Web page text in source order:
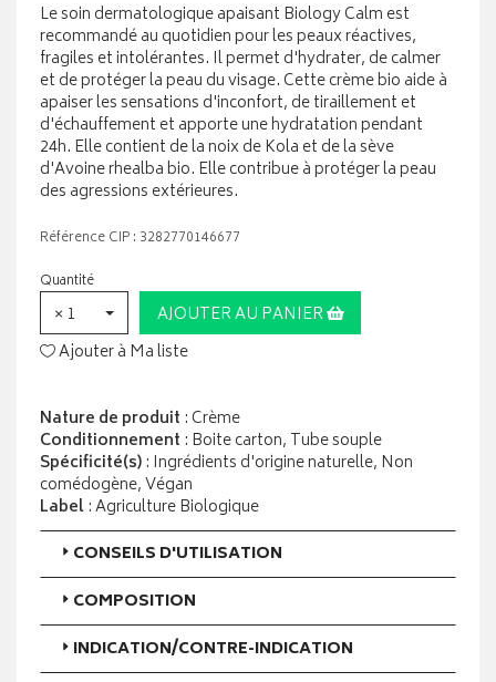
Le soin dermatologique apaisant Biology Calm est
recommandé au quotidien pour les peaux réactives,
fragiles et intolérantes. Il permet d'hydrater, de calmer
et de protéger la peau du visage. Cette crème bio aide à
apaiser les sensations d'inconfort, de tiraillement et
d'échauffement et apporte une hydratation pendant
24h. Elle contient de la noix de Kola et de la sève
d'Avoine rhealba bio. Elle contribue à protéger la peau
des agressions extérieures.
Référence CIP : 3282770146677
Quantité
× 1
AJOUTER AU PANIER
Ajouter à Ma liste
Nature de produit : Crème
Conditionnement : Boite carton, Tube souple
Spécificité(s): Ingrédients d'origine naturelle, Non
comédogène, Végan
Label: Agriculture Biologique
CONSEILS D'UTILISATION
COMPOSITION
INDICATION/CONTRE-INDICATION